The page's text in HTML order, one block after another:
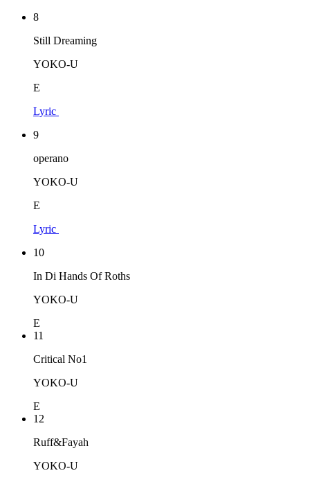
8
Still Dreaming
YOKO-U
E
Lyric
9
operano
YOKO-U
E
Lyric
10
In Di Hands Of Roths
YOKO-U
E
11
Critical No1
YOKO-U
E
12
Ruff&Fayah
YOKO-U